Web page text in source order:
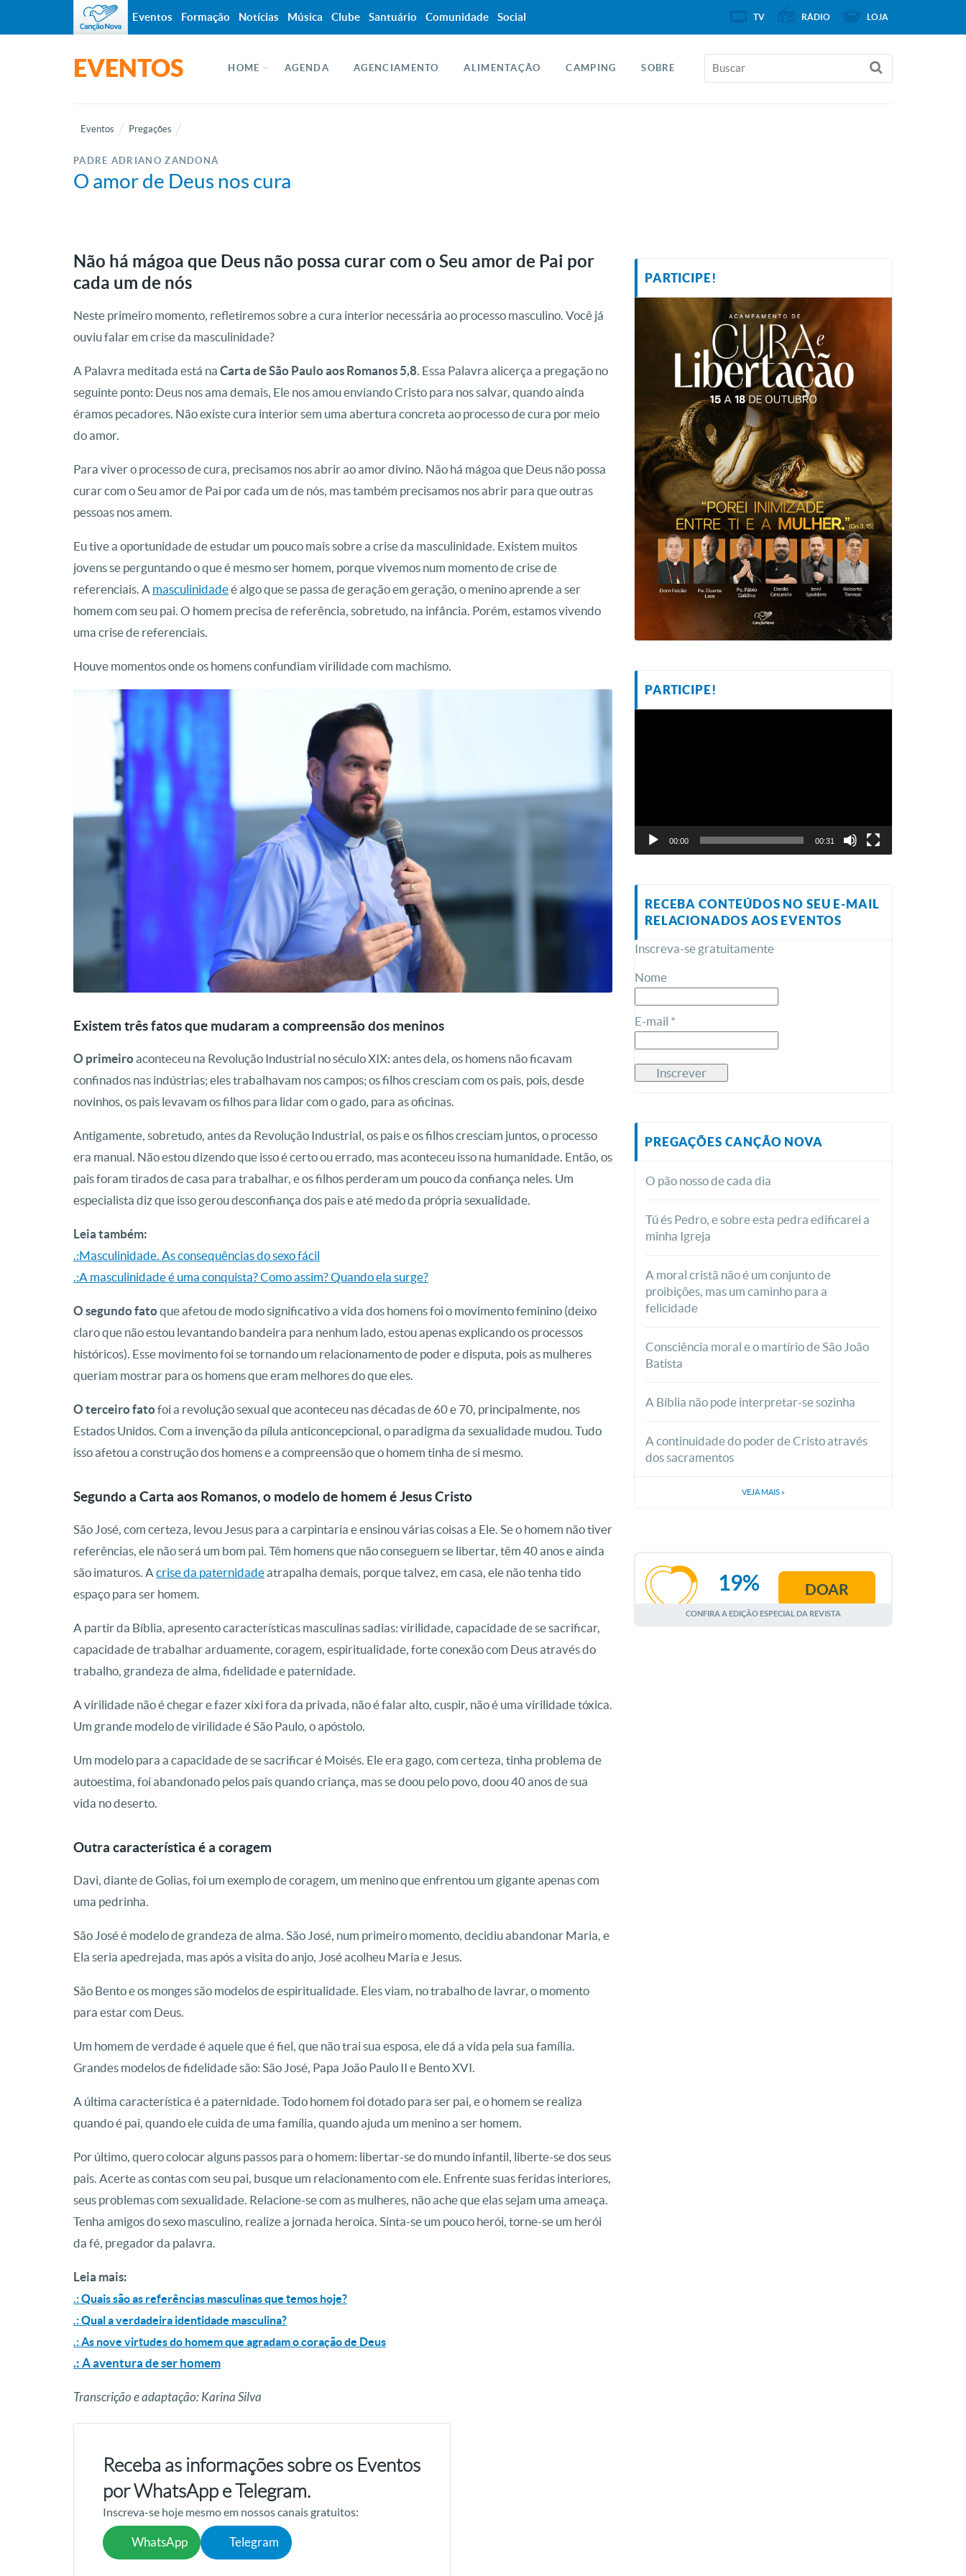
EVENTOS HOME AGENDA AGENCIAMENTO ALIMENTAÇÃO CAMPING SOBRE
Eventos Pregações
PADRE ADRIANO ZANDONÁ
O amor de Deus nos cura
Não há mágoa que Deus não possa curar com o Seu amor de Pai por
cada um de nós
Neste primeiro momento, refletiremos sobre a cura interior necessária ao processo masculino. Você já
ouviu falar em crise da masculinidade?
A Palavra meditada está na Carta de São Paulo aos Romanos 5,8. Essa Palavra alicerça a pregação no
seguinte ponto: Deus nos ama demais, Ele nos amou enviando Cristo para nos salvar, quando ainda
éramos pecadores. Não existe cura interior sem uma abertura concreta ao processo de cura por meio
do amor.
Para viver o processo de cura, precisamos nos abrir ao amor divino. Não há mágoa que Deus não possa
curar com o Seu amor de Pai por cada um de nós, mas também precisamos nos abrir para que outras
pessoas nos amem.
Eu tive a oportunidade de estudar um pouco mais sobre a crise da masculinidade. Existem muitos
jovens se perguntando o que é mesmo ser homem, porque vivemos num momento de crise de
referenciais. A masculinidadeé algo que se passa de geração em geração, o menino aprende a ser
homem com seu pai. O homem precisa de referência, sobretudo, na infância. Porém, estamos vivendo
uma crise de referenciais.
Houve momentos onde os homens confundiam virilidade com machismo.
Existem três fatos que mudaram a compreensão dos meninos
O primeiro aconteceu na Revolução Industrial no século XIX: antes dela, os homens não ficavam
confinados nas indústrias; eles trabalhavam nos campos; os filhos cresciam com os pais, pois, desde
novinhos, os pais levavam os filhos para lidar com o gado, para as oficinas.
Antigamente, sobretudo, antes da Revolução Industrial, os pais e os filhos cresciam juntos, o processo
era manual. Não estou dizendo que isso é certo ou errado, mas aconteceu isso na humanidade. Então, os
pais foram tirados de casa para trabalhar, e os filhos perderam um pouco da confiança neles. Um
especialista diz que isso gerou desconfiança dos pais e até medo da própria sexualidade.
Leia também:
.:Masculinidade. As consequências do sexo fácil
.:A masculinidade é uma conquista? Como assim? Quando ela surge?
O segundo fato que afetou de modo significativo a vida dos homens foi o movimento feminino (deixo
claro que não estou levantando bandeira para nenhum lado, estou apenas explicando os processos
históricos). Esse movimento foi se tornando um relacionamento de poder e disputa, pois as mulheres
queriam mostrar para os homens que eram melhores do que eles.
O terceiro fato foi a revolução sexual que aconteceu nas décadas de 60 e 70, principalmente, nos
Estados Unidos. Com a invenção da pílula anticoncepcional, o paradigma da sexualidade mudou. Tudo
isso afetou a construção dos homens e a compreensão que o homem tinha de si mesmo.
Segundo a Carta aos Romanos, o modelo de homem é Jesus Cristo
São José, com certeza, levou Jesus para a carpintaria e ensinou várias coisas a Ele. Se o homem não tiver
referências, ele não será um bom pai. Têm homens que não conseguem se libertar, têm 40 anos e ainda
são imaturos. A crise da paternidadeatrapalha demais, porque talvez, em casa, ele não tenha tido
espaço para ser homem.
A partir da Bíblia, apresento características masculinas sadias: virilidade, capacidade de se sacrificar,
capacidade de trabalhar arduamente, coragem, espiritualidade, forte conexão com Deus através do
trabalho, grandeza de alma, fidelidade e paternidade.
A virilidade não é chegar e fazer xixi fora da privada, não é falar alto, cuspir, não é uma virilidade tóxica.
Um grande modelo de virilidade é São Paulo, o apóstolo.
Um modelo para a capacidade de se sacrificar é Moisés. Ele era gago, com certeza, tinha problema de
autoestima, foi abandonado pelos pais quando criança, mas se doou pelo povo, doou 40 anos de sua
vida no deserto.
Outra característica é a coragem
Davi, diante de Golias, foi um exemplo de coragem, um menino que enfrentou um gigante apenas com
uma pedrinha.
São José é modelo de grandeza de alma. São José, num primeiro momento, decidiu abandonar Maria, e
Ela seria apedrejada, mas após a visita do anjo, José acolheu Maria e Jesus.
São Bento e os monges são modelos de espiritualidade. Eles viam, no trabalho de lavrar, o momento
para estar com Deus.
Um homem de verdade é aquele que é fiel, que não trai sua esposa, ele dá a vida pela sua família.
Grandes modelos de fidelidade são: São José, Papa João Paulo II e Bento XVI.
A última característica é a paternidade. Todo homem foi dotado para ser pai, e o homem se realiza
quando é pai, quando ele cuida de uma família, quando ajuda um menino a ser homem.
Por último, quero colocar alguns passos para o homem: libertar-se do mundo infantil, liberte-se dos seus
pais. Acerte as contas com seu pai, busque um relacionamento com ele. Enfrente suas feridas interiores,
seus problemas com sexualidade. Relacione-se com as mulheres, não ache que elas sejam uma ameaça.
Tenha amigos do sexo masculino, realize a jornada heroica. Sinta-se um pouco herói, torne-se um herói
da fé, pregador da palavra.
Leia mais:
.: Quais são as referências masculinas que temos hoje?
.: Qual a verdadeira identidade masculina?
.: As nove virtudes do homem que agradam o coração de Deus
.: A aventura de ser homem
Transcrição e adaptação: Karina Silva
Receba as informações sobre os Eventos
por WhatsApp e Telegram.
Inscreva-se hoje mesmo em nossos canais gratuitos:
WhatsApp Telegram
PARTICIPE!
PARTICIPE!
00:00 00:31
RECEBA CONTEÚDOS NO SEU E-MAIL
RELACIONADOS AOS EVENTOS
Inscreva-se gratuitamente
Nome
E-mail *
PREGAÇÕES CANÇÃO NOVA
O pão nosso de cada dia
Tú és Pedro, e sobre esta pedra edificarei a
minha Igreja
A moral cristã não é um conjunto de
proibições, mas um caminho para a
felicidade
Consciência moral e o martírio de São João
Batista
A Bíblia não pode interpretar-se sozinha
A continuidade do poder de Cristo através
dos sacramentos
VEJA MAIS »
AGOSTO
19% DOAR
CONFIRA A EDIÇÃO ESPECIAL DA REVISTA
Eventos Formação Notícias Música Clube Santuário Comunidade Social TV RÁDIO LOJA